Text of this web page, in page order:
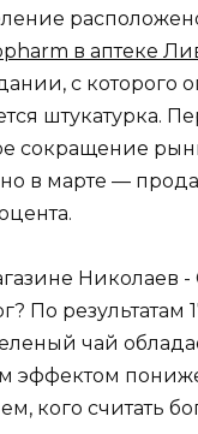
в аптеке
с которого
штукатурка.
сокращение
в марте —
Николаев -
По результатам
чай
эффектом
кого считать